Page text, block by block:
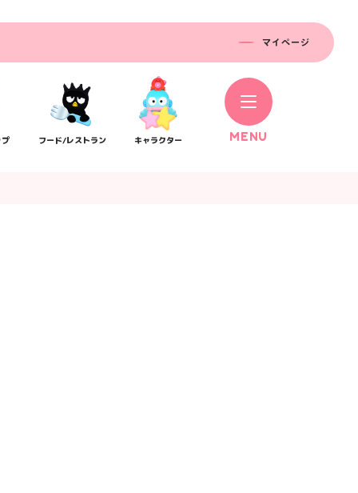
マイページ
MENU
フード/レストラン キャラクター